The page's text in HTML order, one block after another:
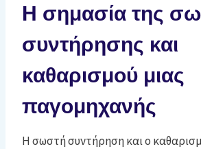
Η σημασία της
συντήρησης και
καθαρισμού μιας
παγομηχανής
Η σωστή συντήρηση και ο